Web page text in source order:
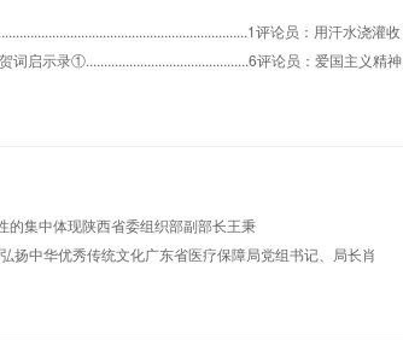
评论员：用汗水浇灌收
启示录①.............................................6评论员：爱国主义精神
的集中体现陕西省委组织部副部长王秉
弘扬中华优秀传统文化广东省医疗保障局党组书记、局长肖